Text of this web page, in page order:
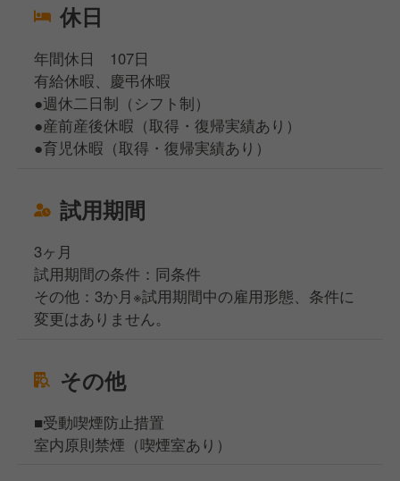
休日
年間休日 107日
有給休暇、慶弔休暇
●週休二日制（シフト制）
●産前産後休暇（取得・復帰実績あり）
●育児休暇（取得・復帰実績あり）
試用期間
3ヶ月
試用期間の条件：同条件
その他：3か月※試用期間中の雇用形態、条件に
変更はありません。
その他
■受動喫煙防止措置
室内原則禁煙（喫煙室あり）